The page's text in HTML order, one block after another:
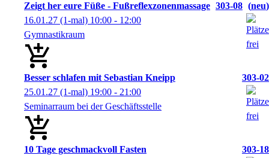
Zeigt her eure Füße - Fußreflexzonenmassage 303-08
neu
16.01.27 (1-mal) 10:00 - 12:00
Gymnastikraum
Besser schlafen mit Sebastian Kneipp
303-02
25.01.27 (1-mal) 19:00 - 21:00
Seminarraum bei der Geschäftsstelle
10 Tage geschmackvoll Fasten
303-18